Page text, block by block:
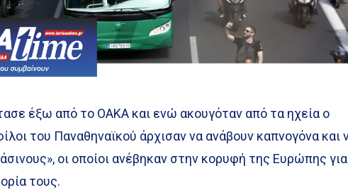
έξω από το ΟΑΚΑ και ενώ ακουγόταν από τα ηχεία ο
του Παναθηναϊκού άρχισαν να ανάβουν καπνογόνα και
οι οποίοι ανέβηκαν στην κορυφή της Ευρώπης για
τους.